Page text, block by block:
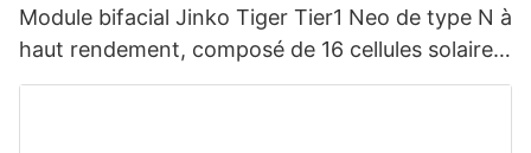
Module bifacial Jinko Tiger Tier1 Neo de type N à
haut rendement, composé de 16 cellules solaires
BB, pour des puissances de 590 W, 620 W, 630